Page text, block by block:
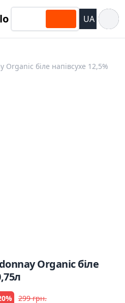
UA
біле напівсухе 12,5%
Organic біле
299 грн.